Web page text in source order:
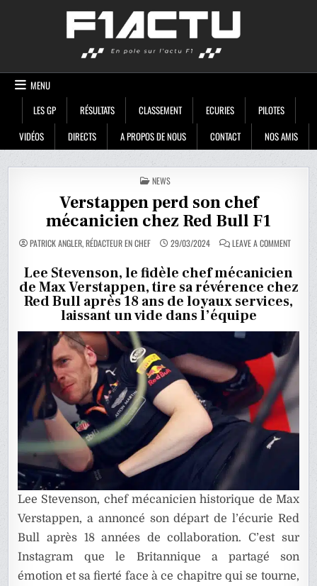
MENU
LES GP
RÉSULTATS CLASSEMENT ECURIES
PILOTES
VIDÉOS
DIRECTS A PROPOS DE NOUS CONTACT NOS AMIS
POSTED
IN
NEWS
Verstappen perd son chef
mécanicien chez Red Bull F1
PATRICK ANGLER, RÉDACTEUR EN CHEF 29/03/2024 LEAVE A COMMENTON
SON
CHEF
CHEZ
RED
BULL
Lee Stevenson, le fidèle chef mécanicien
de Max Verstappen, tire sa révérence chez
Red Bull après 18 ans de loyaux services,
laissant un vide dans l’équipe
Lee Stevenson, chef mécanicien historique de Max
Verstappen, a annoncé son départ de l’écurie Red
Bull après 18 années de collaboration. C’est sur
Instagram que le Britannique a partagé son
émotion et sa fierté face à ce chapitre qui se tourne,